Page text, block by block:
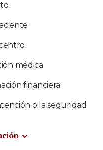
médica
financiera
o la seguridad